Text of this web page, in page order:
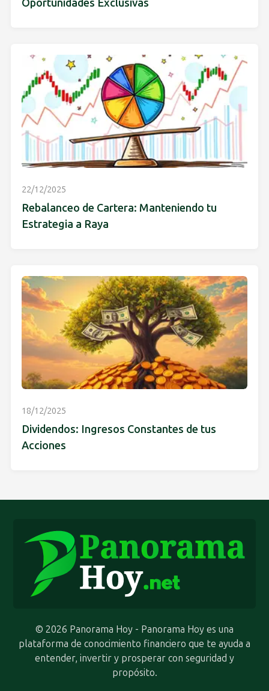
Oportunidades Exclusivas
22/12/2025
Rebalanceo de Cartera: Manteniendo tu
Estrategia a Raya
18/12/2025
Dividendos: Ingresos Constantes de tus
Acciones
© 2026 Panorama Hoy - Panorama Hoy es una
plataforma de conocimiento financiero que te ayuda a
entender, invertir y prosperar con seguridad y
propósito.